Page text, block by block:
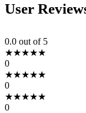
User
0.0 out of 5
★★★★★
0
★★★★★
0
★★★★★
0